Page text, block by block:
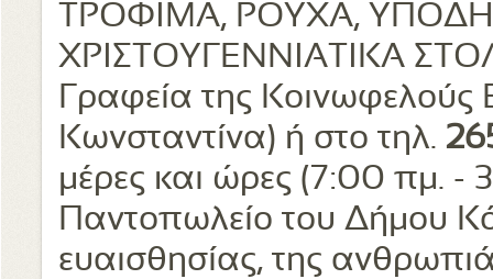
ΤΡΟΦΙΜΑ, ΡΟΥΧΑ,
ΧΡΙΣΤΟΥΓΕΝΝΙΑΤΙΚΑ
Γραφεία της Κοινωφελούς
Κωνσταντίνα) ή στο τηλ.
μέρες και ώρες (7:00 πμ. -
Παντοπωλείο του Δήμου
ευαισθησίας, της